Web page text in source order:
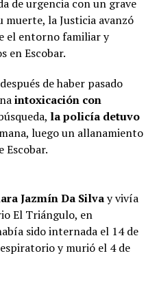
de urgencia con un grave
la Justicia avanzó
el entorno familiar y
en Escobar.
después de haber pasado
intoxicación con
la policía detuvo
luego un allanamiento
Escobar.
Jazmín Da Silvay vivía
El Triángulo, en
sido internada el 14 de
y murió el 4 de